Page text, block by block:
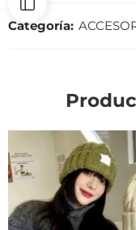
Categoría: